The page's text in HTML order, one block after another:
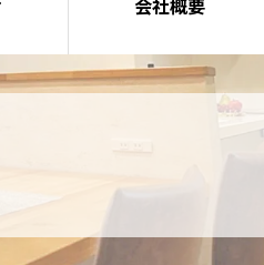
会社概要